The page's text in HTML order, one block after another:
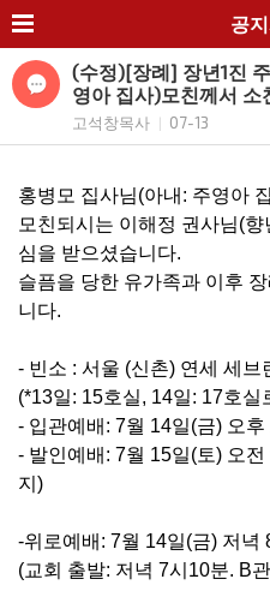
공
(수정)[장례] 장년1진
영아 집사)모친께서 소
고석창목사 07-13
홍병모 집사님(아내: 주영아
모친되시는 이해정 권사님(
심을 받으셨습니다.
슬픔을 당한 유가족과 이후
니다.
- 빈소 : 서울 (신촌) 연세 세
(*13일: 15호실, 14일: 17호실
- 입관예배: 7월 14일(금) 오후
- 발인예배: 7월 15일(토) 오
지)
-위로예배: 7월 14일(금) 저녁
(교회 출발: 저녁 7시10분. B